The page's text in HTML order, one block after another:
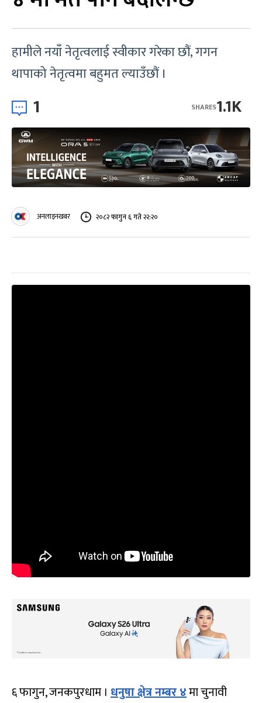
हामीले नयाँ नेतृत्वलाई स्वीकार गरेका छौं, गगन
थापाको नेतृत्वमा बहुमत ल्याउँछौं ।
1 1.1K
SHARES
अनलाइनखबर २०८२ फागुन ६ गते २२:२०
६ फागुन, जनकपुरधाम । धनुषा क्षेत्र नम्बर ४मा चुनावी